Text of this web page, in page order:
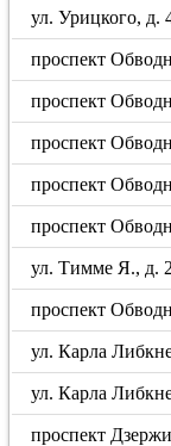
ул. Урицкого, д.
проспект
проспект
проспект
проспект
проспект
ул. Тимме Я., д.
проспект
ул. Карла
ул. Карла
проспект